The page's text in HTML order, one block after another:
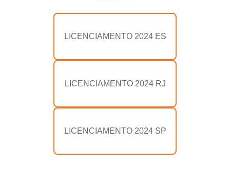
LICENCIAMENTO 2024 ES
LICENCIAMENTO 2024 RJ
LICENCIAMENTO 2024 SP